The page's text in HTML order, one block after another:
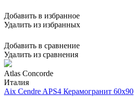
Добавить в избранное
Удалить из избранных
Добавить в сравнение
Удалить из сравнения
Atlas Concorde
Италия
Aix Cendre APS4 Керамогранит 60x90